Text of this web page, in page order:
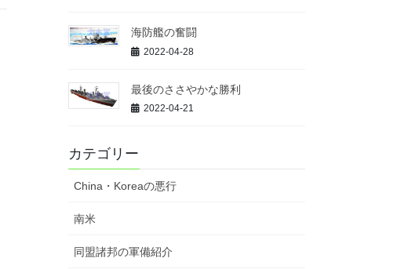
海防艦の奮闘
2022-04-28
最後のささやかな勝利
2022-04-21
カテゴリー
China・Koreaの悪行
南米
同盟諸邦の軍備紹介